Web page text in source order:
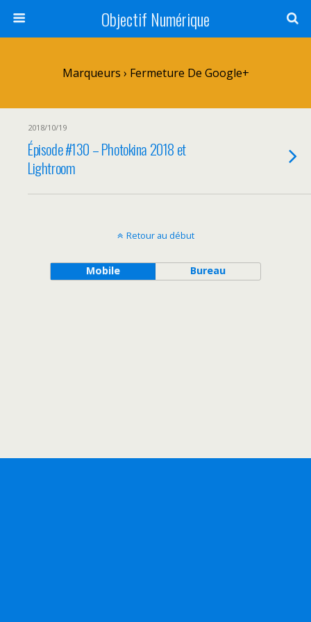
Objectif Numérique
Marqueurs › Fermeture De Google+
2018/10/19
Épisode #130 – Photokina 2018 et
Lightroom
Retour au début
Mobile Bureau